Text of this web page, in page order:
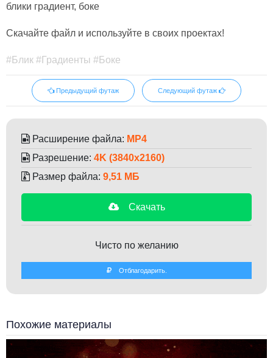
блики градиент, боке
Скачайте файл и используйте в своих проектах!
#Блик #Градиенты #Боке
Предыдущий футаж Следующий футаж
Расширение файла: MP4
Разрешение: 4K (3840x2160)
Размер файла: 9,51 МБ
Скачать
Чисто по желанию
Отблагодарить.
Похожие материалы